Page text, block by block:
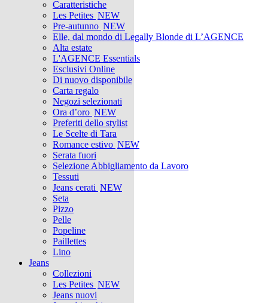
Caratteristiche
Les Petites NEW
Pre-autunno NEW
Elle, dal mondo di Legally Blonde di L’AGENCE
Alta estate
L'AGENCE Essentials
Esclusivi Online
Di nuovo disponibile
Carta regalo
Negozi selezionati
Ora d’oro NEW
Preferiti dello stylist
Le Scelte di Tara
Romance estivo NEW
Serata fuori
Selezione Abbigliamento da Lavoro
Tessuti
Jeans cerati NEW
Seta
Pizzo
Pelle
Popeline
Paillettes
Lino
Jeans
Collezioni
Les Petites NEW
Jeans nuovi